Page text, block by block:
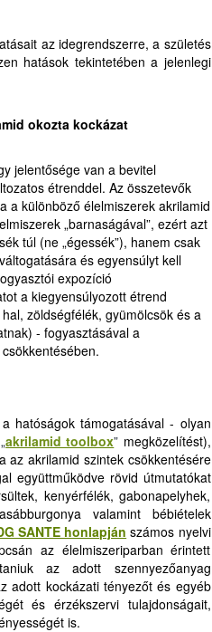
az idegrendszerre, a születés
hatások tekintetében a jelenlegi
okozta kockázat
jelentősége van a bevitel
étrenddel. Az összetevők
a különböző élelmiszerek akrilamid
„barnaságával”, ezért azt
túl (ne „égessék”), hanem csak
és egyensúlyt kell
expozíció
a kiegyensúlyozott étrend
zöldségfélék, gyümölcsök és a
- fogyasztásával a
hatóságok támogatásával - olyan
akrilamid toolbox” megközelítést),
az akrilamid szintek csökkentésére
együttműködve rövid útmutatókat
kenyérfélék, gabonapelyhek,
valamint bébiételek
SANTE honlapján számos nyelvi
az élelmiszeriparban érintett
az adott szennyezőanyag
adott kockázati tényezőt és egyéb
és érzékszervi tulajdonságait,
is.